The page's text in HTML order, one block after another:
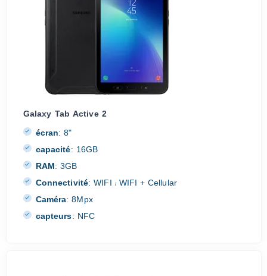
Galaxy Tab Active 2
écran: 8"
capacité: 16GB
RAM: 3GB
Connectivité: WIFI /WIFI + Cellular
Caméra: 8Mpx
capteurs: NFC